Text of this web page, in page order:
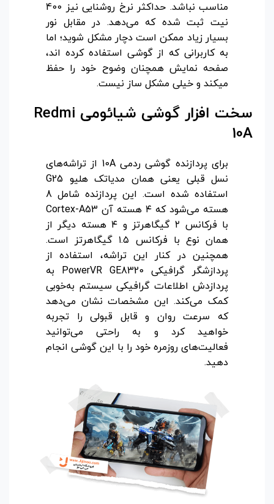
مناسب نباشد. حداکثر نرخ روشنایی نیز 400
نیت ثبت شده که می‌دهد. در مقابل نور
بسیار زیاد ممکن است دچار مشکل شوید؛ اما
به کاربرانی که از گوشی استفاده کرده اند،
صفحه نمایش همچنان وضوح خود را حفظ
میکند و خیلی مشکل ساز نیست.
سخت افزار گوشی شیائومی Redmi
10A
برای پردازنده گوشی ردمی 10A از تراشه‌های
نسل قبلی یعنی همان مدیاتک هلیو G25
استفاده شده است. این پردازنده شامل 8
هسته می‌شود که ۴ هسته آن Cortex-A53
با فرکانس ۲ گیگاهرتز و ۴ هسته دیگر از
همان نوع با فرکانس ۱.۵ گیگاهرتز است.
همچنین در کنار این تراشه، استفاده از
پردازشگر گرافیکی PowerVR GE8320 به
پردازدش اطلاعات گرافیکی سیستم به‌خوبی
کمک می‌کند. این مشخصات نشان می‌دهد
که سرعت روان و قابل قبولی را تجربه
خواهید کرد و به راحتی می‌توانید
فعالیت‌های روزمره خود را با این گوشی انجام
دهید.